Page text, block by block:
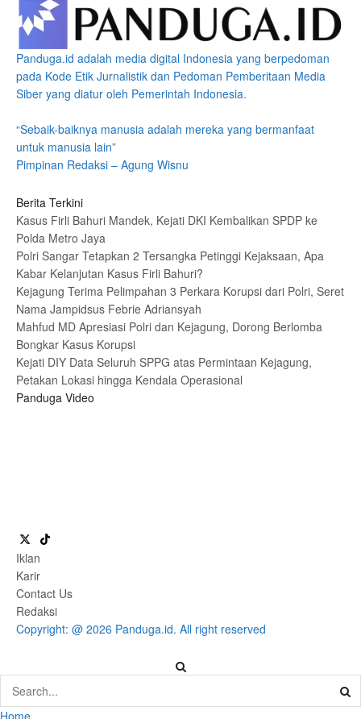
Panduga.id adalah media digital Indonesia yang berpedoman
pada Kode Etik Jurnalistik dan Pedoman Pemberitaan Media
Siber yang diatur oleh Pemerintah Indonesia.
“Sebaik-baiknya manusia adalah mereka yang bermanfaat
untuk manusia lain”
Pimpinan Redaksi – Agung Wisnu
Berita Terkini
Kasus Firli Bahuri Mandek, Kejati DKI Kembalikan SPDP ke
Polda Metro Jaya
Polri Sangar Tetapkan 2 Tersangka Petinggi Kejaksaan, Apa
Kabar Kelanjutan Kasus Firli Bahuri?
Kejagung Terima Pelimpahan 3 Perkara Korupsi dari Polri, Seret
Nama Jampidsus Febrie Adriansyah
Mahfud MD Apresiasi Polri dan Kejagung, Dorong Berlomba
Bongkar Kasus Korupsi
Kejati DIY Data Seluruh SPPG atas Permintaan Kejagung,
Petakan Lokasi hingga Kendala Operasional
Panduga Video
Iklan
Karir
Contact Us
Redaksi
Copyright: @ 2026 Panduga.id. All right reserved